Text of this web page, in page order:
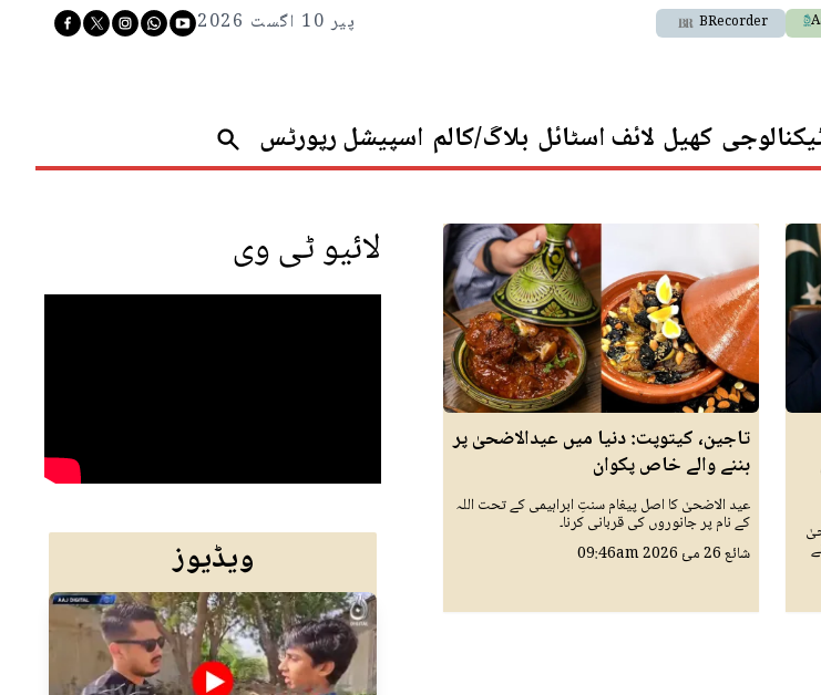
BRecorder پیر 10 اگست 2026
کھیل لائف اسٹائل بلاگ/کالم اسپیشل رپورٹس
تاجین، کیتوپت: دنیا میں عیدالاضحیٰ پر
بننے والے خاص پکوان
عید الاضحیٰ کا اصل پیغام سنتِ ابراہیمی کے تحت اللہ
کے نام پر جانوروں کی قربانی کرنا۔
شائع26 مئ 2026 09:46am
لائیو ٹی وی
ویڈیوز